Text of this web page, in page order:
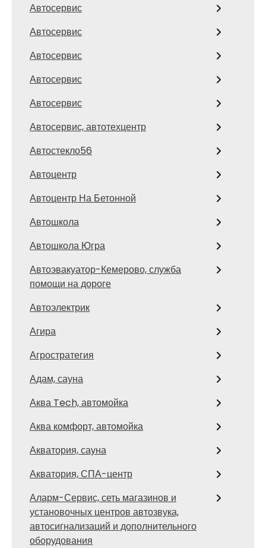
Автосервис
Автосервис
Автосервис
Автосервис
Автосервис
Автосервис, автотехцентр
Автостекло56
Автоцентр
Автоцентр На Бетонной
Автошкола
Автошкола Югра
Автоэвакуатор-Кемерово, служба
помощи на дороге
Автоэлектрик
Агира
Агростратегия
Адам, сауна
Аква Tech, автомойка
Аква комфорт, автомойка
Акватория, сауна
Акватория, СПА-центр
Аларм-Сервис, сеть магазинов и
установочных центров автозвука,
автосигнализаций и дополнительного
оборудования